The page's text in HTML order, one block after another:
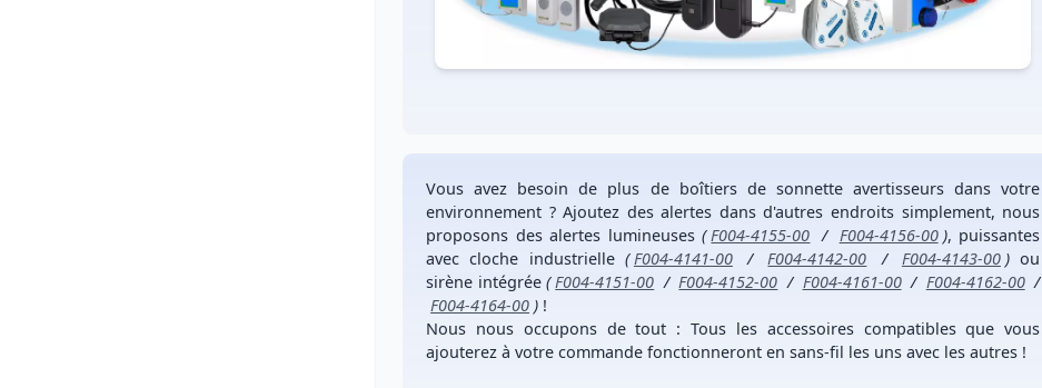
Vous avez besoin de plus de boîtiers de sonnette avertisseursdans votre
environnement ?Ajoutez des alertes dans d'autres endroits simplement, nous
proposons desalertes lumineuses ( F004-4155-00 / F004-4156-00 ), puissantes
avec cloche industrielle ( F004-4141-00 / F004-4142-00 / F004-4143-00 )ou
sirène intégrée ( F004-4151-00 / F004-4152-00 / F004-4161-00 / F004-4162-00 /
F004-4164-00 ) !
Nous nous occupons de tout : Tous les accessoires compatibles que vous
ajouterez à votre commande fonctionneront en sans-fil les uns avec les autres !